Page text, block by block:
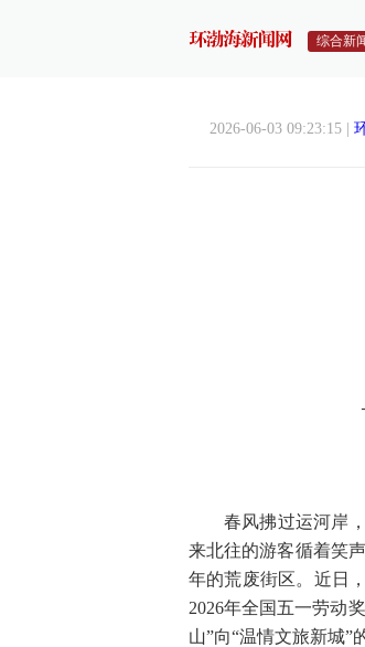
综合新
2026-06-03 09:23:15 |
春风拂过运河岸
来北往的游客循着笑
年的荒废街区。近日
2026年全国五一劳动
山”向“温情文旅新城”